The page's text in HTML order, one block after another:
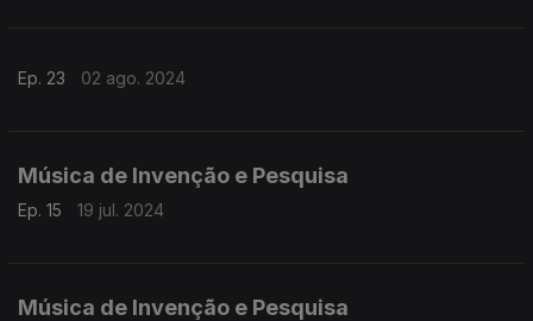
Ep. 23 02 ago. 2024
Música de Invenção e Pesquisa
Ep. 15 19 jul. 2024
Música de Invenção e Pesquisa